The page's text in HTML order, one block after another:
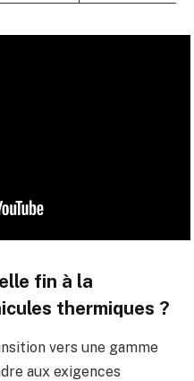
fin à la
thermiques ?
vers une gamme
aux exigences